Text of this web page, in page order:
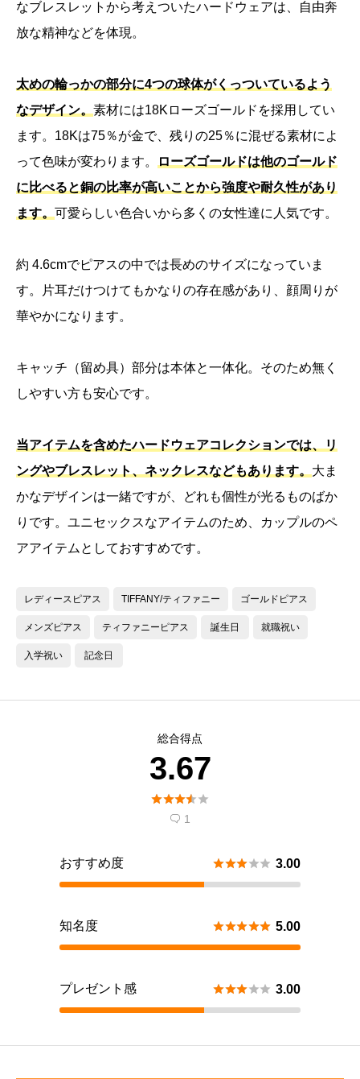
なブレスレットから考えついたハードウェアは、自由奔
放な精神などを体現。
太めの輪っかの部分に4つの球体がくっついているよう
なデザイン。 素材には18Kローズゴールドを採用してい
ます。18Kは75％が金で、残りの25％に混ぜる素材によ
って色味が変わります。
ローズゴールドは他のゴールド
に比べると銅の比率が高いことから強度や耐久性があり
ます。 可愛らしい色合いから多くの女性達に人気です。
約 4.6cmでピアスの中では長めのサイズになっていま
す。片耳だけつけてもかなりの存在感があり、顔周りが
華やかになります。
キャッチ（留め具）部分は本体と一体化。そのため無く
しやすい方も安心です。
当アイテムを含めたハードウェアコレクションでは、リ
ングやブレスレット、ネックレスなどもあります。 大ま
かなデザインは一緒ですが、どれも個性が光るものばか
りです。ユニセックスなアイテムのため、カップルのペ
アアイテムとしておすすめです。
レディースピアス TIFFANY/ティファニー ゴールドピアス
メンズピアス ティファニーピアス 誕生日 就職祝い
入学祝い 記念日
総合得点
3.67

 1
おすすめ度  3.00
知名度  5.00
プレゼント感  3.00